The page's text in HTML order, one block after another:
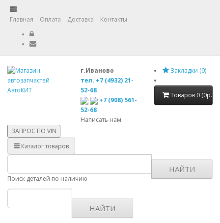
Главная Оплата Доставка Контакты
г.Иваново
тел. +7 (4932) 21-
52-68
+7 (908) 561-
52-68
Написать нам
Закладки (0)
Товаров 0 (0р.)
ЗАПРОС ПО VIN
Каталог товаров
Поиск деталей по наличию
НАЙТИ
НАЙТИ